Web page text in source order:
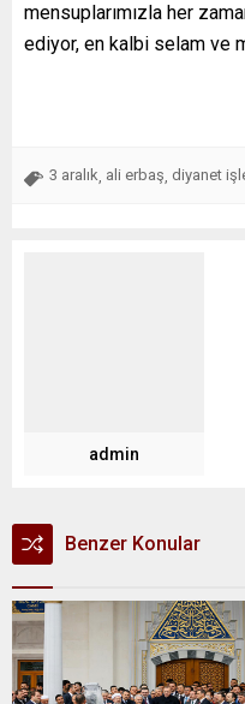
mensuplarımızla her
ediyor, en kalbi selam ve
3 aralık, ali erbaş, diyanet
admin
Benzer Konular